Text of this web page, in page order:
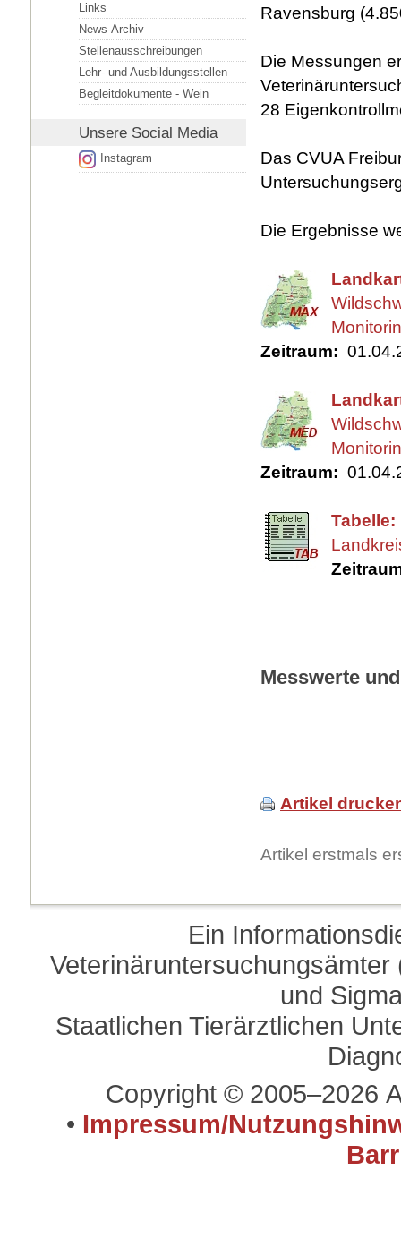
Links
News-Archiv
Stellenausschreibungen
Lehr- und Ausbildungsstellen
Begleitdokumente - Wein
Unsere Social Media
Instagram
Ravensburg
Die Messungen
28
Das CVUA
Die Ergebnisse
Zeitraum:
Zeitraum:
Messwerte
Artikel
Artikel erstmals
Ein
und
Staatlichen Tierärztlichen
Copyright © 2005–2026
• Impressum/